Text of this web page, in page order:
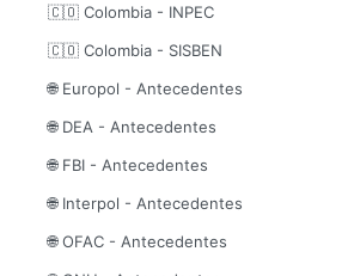
🇨🇴 Colombia - INPEC
🇨🇴 Colombia - SISBEN
🌐 Europol - Antecedentes
🌐 DEA - Antecedentes
🌐 FBI - Antecedentes
🌐 Interpol - Antecedentes
🌐 OFAC - Antecedentes